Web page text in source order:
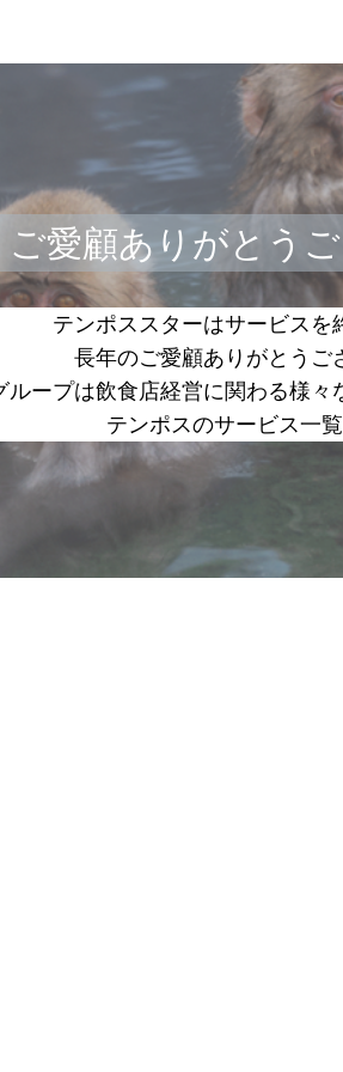
ご愛顧ありがとう
テンポススターはサービスを
長年のご愛顧ありがとうご
ループは飲食店経営に関わる様々
テンポスのサービス一